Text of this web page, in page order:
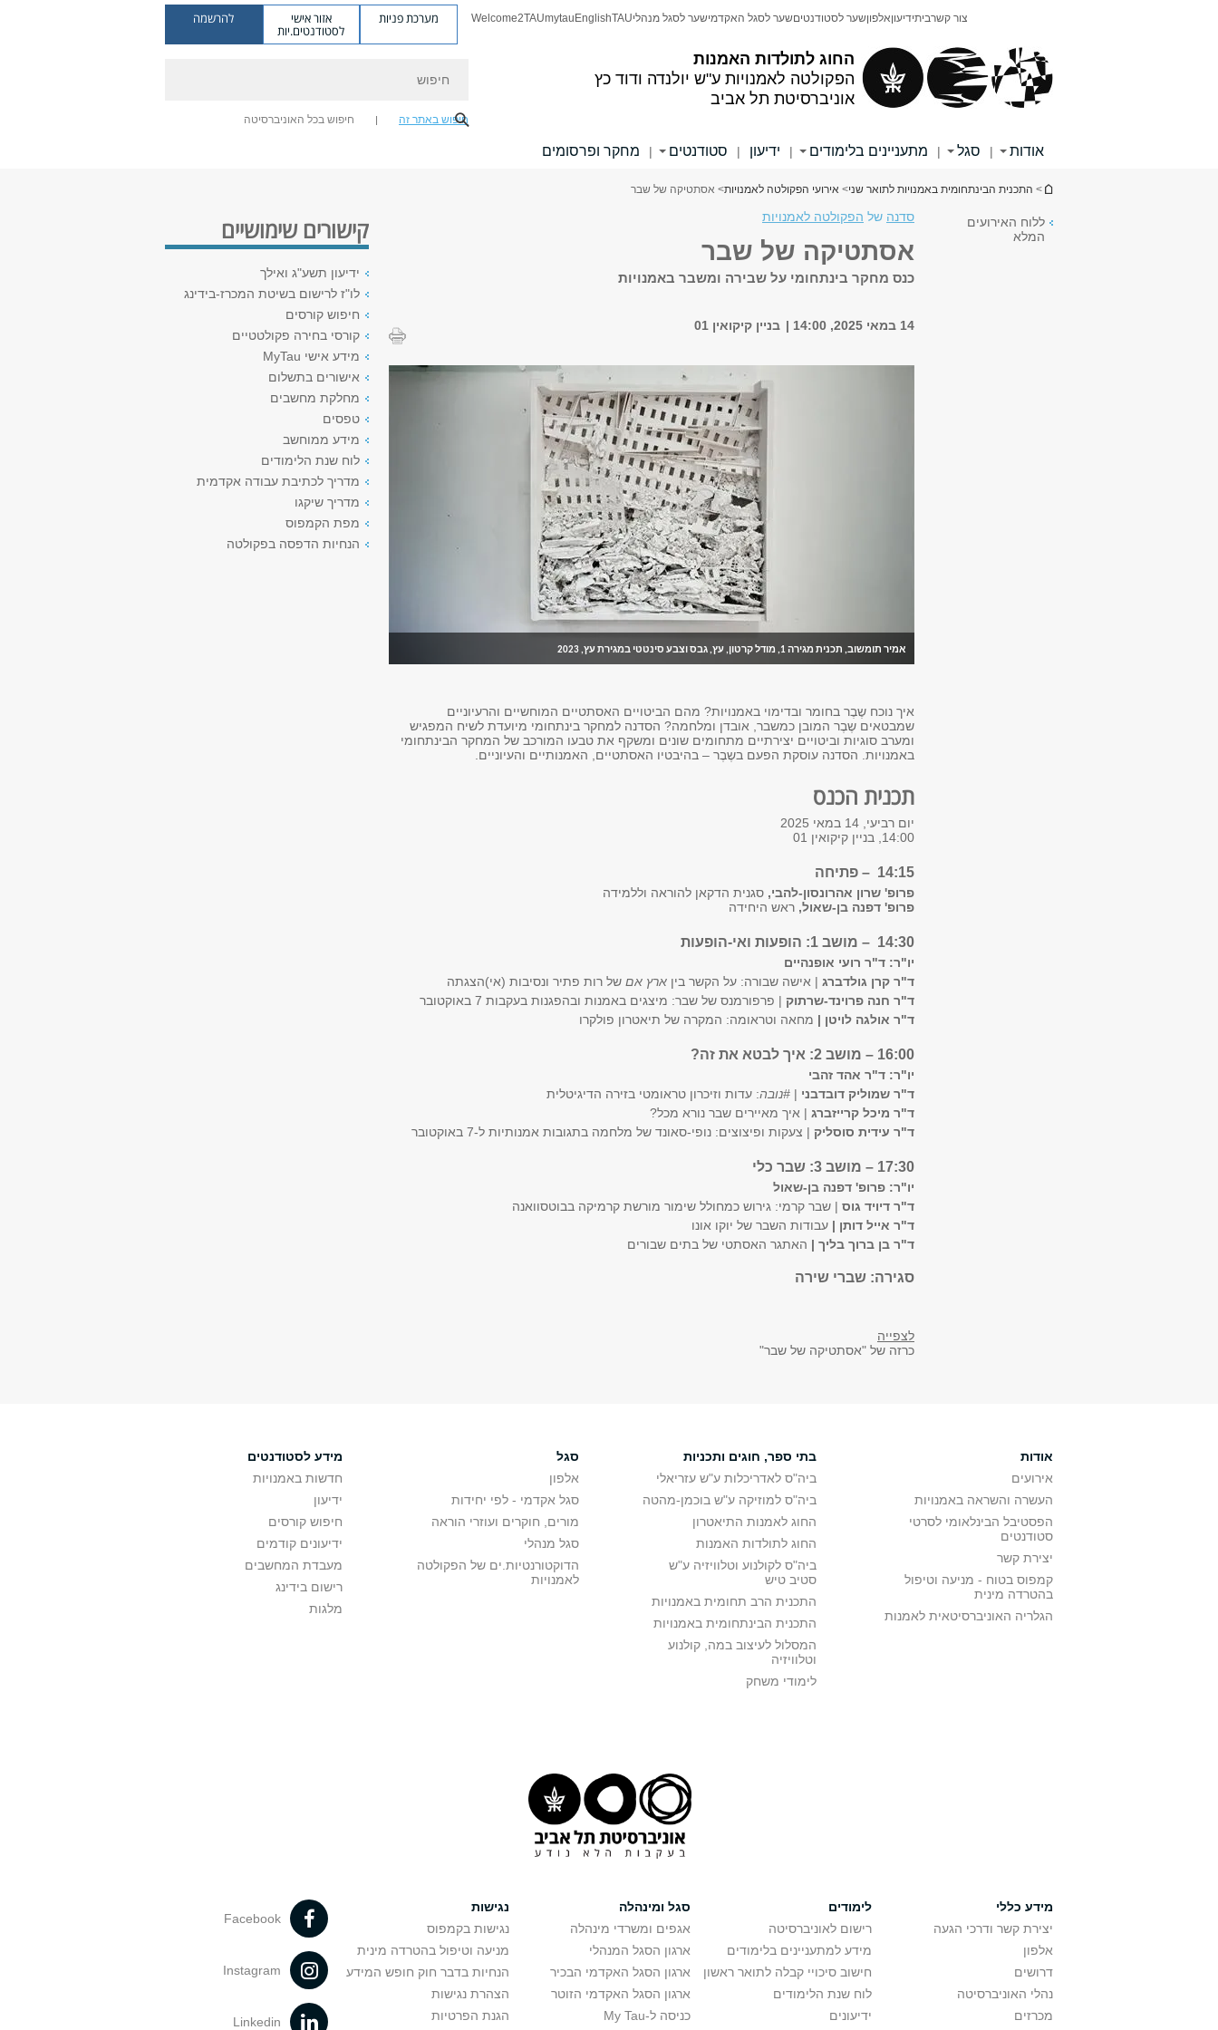
החוג לתולדות האמנות
הפקולטה לאמנויות ע"ש יולנדה ודוד כץ
אוניברסיטת תל אביב
צור קשרביתידיעוןאלפוןשער לסטודנטיםשער לסגל האקדמישער לסגל מנהליTAU
English
mytau
Welcome2TAU מערכת פניות אזור אישי
לסטודנטים.יות
להרשמה
חיפוש באתר זה חיפוש בכל האוניברסיטה
אודות | סגל | מתעניינים בלימודים | ידיעון | סטודנטים | מחקר ופרסומים
הינך נמצא כאן
> התכנית הבינתחומית באמנויות לתואר שני> אירועי הפקולטה לאמנויות> אסתטיקה של שבר
ללוח האירועים
המלא
סדנה של הפקולטה לאמנויות
אסתטיקה של שבר
כנס מחקר בינתחומי על שבירה ומשבר באמנויות
14 במאי 2025, 14:00 בניין קיקואין 01
אמיר תומשוב, תכנית מגירה 1 , מודל קרטון, עץ, גבס וצבע סינטטי במגירת עץ, 2023
איך נוכח שֶבֶר בחומר ובדימוי באמנויות? מהם הביטויים האסתטיים המוחשיים והרעיוניים
שמבטאים שֶבֶר המובן כמשבר, אובדן ומלחמה? הסדנה למחקר בינתחומי מיועדת לשיח המפגיש
ומערב סוגיות וביטויים יצירתיים מתחומים שונים ומשקף את טבעו המורכב של המחקר הבינתחומי
באמנויות. הסדנה עוסקת הפעם בשֶבֶר – בהיבטיו האסתטיים, האמנותיים והעיוניים.
תכנית הכנס
יום רביעי, 14 במאי 2025
14:00, בניין קיקואין 01
14:15 – פתיחה
פרופ' שרון אהרונסון-להבי, סגנית הדקאן להוראה וללמידה
פרופ' דפנה בן-שאול, ראש היחידה
14:30 – מושב 1: הופעות ואי-הופעות
יו"ר: ד"ר רועי אופנהיים
ד"ר קרן גולדברג | אישה שבורה: על הקשר בין ארץ אם של רות פתיר ונסיבות (אי)הצגתה
ד"ר חנה פרוינד-שרתוק | פרפורמנס של שבר: מיצגים באמנות ובהפגנות בעקבות 7 באוקטובר
ד"ר אולגה לויטן | מחאה וטראומה: המקרה של תיאטרון פולקרו
16:00 – מושב 2: איך לבטא את זה?
יו"ר: ד"ר אהד זהבי
ד"ר שמוליק דובדבני | #נובה: עדות וזיכרון טראומטי בזירה הדיגיטלית
ד"ר מיכל קרייזברג | איך מאיירים שבר נורא מכל?
ד"ר עידית סוסליק | צעקות ופיצוצים: נופי-סאונד של מלחמה בתגובות אמנותיות ל-7 באוקטובר
17:30 – מושב 3: שבר כלי
יו"ר: פרופ' דפנה בן-שאול
ד"ר דיויד גוס | שבר קרמי: גירוש כמחולל שימור מורשת קרמיקה בבוטסוואנה
ד"ר אייל דותן | עבודות השבר של יוקו אונו
ד"ר בן ברוך בליך | האתגר האסתטי של בתים שבורים
סגירה: שברי שירה
לצפייה
כרזה של "אסתטיקה של שבר"
קישורים שימושיים
ידיעון תשע"ג ואילך
לו"ז לרישום בשיטת המכרז-בידינג
חיפוש קורסים
קורסי בחירה פקולטטיים
מידע אישי MyTau
אישורים בתשלום
מחלקת מחשבים
טפסים
מידע ממוחשב
לוח שנת הלימודים
מדריך לכתיבת עבודה אקדמית
מדריך שיקגו
מפת הקמפוס
הנחיות הדפסה בפקולטה
אודות
אירועים
העשרה והשראה באמנויות
הפסטיבל הבינלאומי לסרטי
סטודנטים
יצירת קשר
קמפוס בטוח - מניעה וטיפול
בהטרדה מינית
הגלריה האוניברסיטאית לאמנות
בתי ספר, חוגים ותכניות
ביה"ס לאדריכלות ע"ש עזריאלי
ביה"ס למוזיקה ע"ש בוכמן-מהטה
החוג לאמנות התיאטרון
החוג לתולדות האמנות
ביה"ס לקולנוע וטלוויזיה ע"ש
סטיב טיש
התכנית הרב תחומית באמנויות
התכנית הבינתחומית באמנויות
המסלול לעיצוב במה, קולנוע
וטלוויזיה
לימודי משחק
סגל
אלפון
סגל אקדמי - לפי יחידות
מורים, חוקרים ועוזרי הוראה
סגל מנהלי
הדוקטורנטיות.ים של הפקולטה
לאמנויות
מידע לסטודנטים
חדשות באמנויות
ידיעון
חיפוש קורסים
ידיעונים קודמים
מעבדת המחשבים
רישום בידינג
מלגות
מידע כללי
יצירת קשר ודרכי הגעה
אלפון
דרושים
נהלי האוניברסיטה
מכרזים
לימודים
רישום לאוניברסיטה
מידע למתעניינים בלימודים
חישוב סיכויי קבלה לתואר ראשון
לוח שנת הלימודים
ידיעונים
סגל ומינהלה
אגפים ומשרדי מינהלה
ארגון הסגל המנהלי
ארגון הסגל האקדמי הבכיר
ארגון הסגל האקדמי הזוטר
כניסה ל-My Tau
נגישות
נגישות בקמפוס
מניעה וטיפול בהטרדה מינית
הנחיות בדבר חוק חופש המידע
הצהרת נגישות
הגנת הפרטיות
Facebook
Instagram
Linkedin